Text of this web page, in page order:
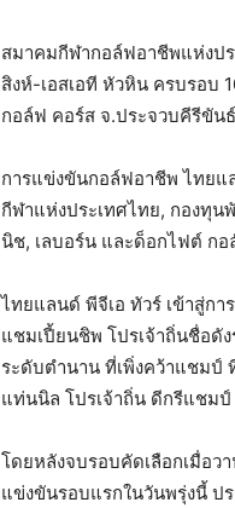
สมาคมกีฬากอล์ฟอาชีพแห่งป
สิงห์-เอสเอที หัวหิน ครบรอบ
กอล์ฟ คอร์ส จ.ประจวบคีรีขัน
การแข่งขันกอล์ฟอาชีพ ไทยแ
กีฬาแห่งประเทศไทย, กองทุ
นิช, เลบอร์น และด็อกไฟต์ ก
ไทยแลนด์ พีจีเอ ทัวร์ เข้าสู่ก
แชมเปี้ยนชิพ โปรเจ้าถิ่นชื่อดั
ระดับตำนาน ที่เพิ่งคว้าแชม
แท่นนิล โปรเจ้าถิ่น ดีกรีแชม
โดยหลังจบรอบคัดเลือกเมื่อว
แข่งขันรอบแรกในวันพรุ่งนี้ ป